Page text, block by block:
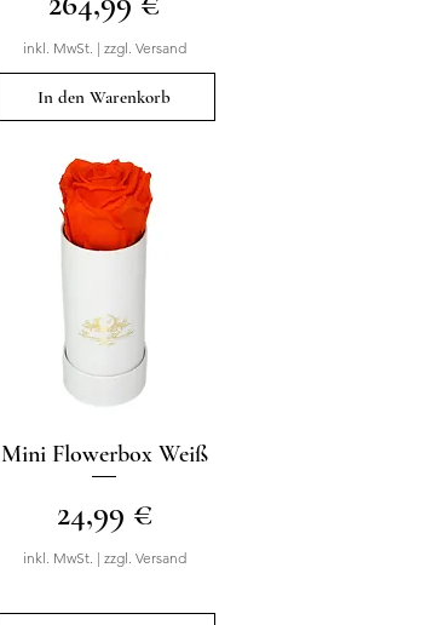
inkl. MwSt. | zzgl. Versand
In den Warenkorb
Schnellansicht
Mini Flowerbox Weiß
Preis
24,99 €
inkl. MwSt. | zzgl. Versand